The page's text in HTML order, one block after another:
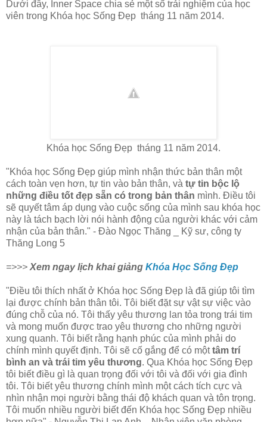
Dưới đây, Inner Space chia sẻ một số trải nghiệm của học
viên trong Khóa học Sống Đẹp tháng 11 năm 2014.
Khóa học Sống Đẹp tháng 11 năm 2014.
"Khóa học Sống Đẹp giúp mình nhận thức bản thân một
cách toàn vẹn hơn, tự tin vào bản thân, và tự tin bộc lộ
những điều tốt đẹp sẵn có trong bản thân mình. Điều tôi
sẽ quyết tâm áp dụng vào cuộc sống của mình sau khóa học
này là tách bạch lời nói hành động của người khác với cảm
nhận của bản thân." - Đào Ngọc Thăng _ Kỹ sư, công ty
Thăng Long 5
=>>> Xem ngay lịch khai giảng Khóa Học Sống Đẹp
"Điều tôi thích nhất ở Khóa học Sống Đẹp là đã giúp tôi tìm
lại được chính bản thân tôi. Tôi biết đặt sự vật sự việc vào
đúng chỗ của nó. Tôi thấy yêu thương lan tỏa trong trái tim
và mong muốn được trao yêu thương cho những người
xung quanh. Tôi biết rằng hạnh phúc của mình phải do
chính mình quyết định. Tôi sẽ cố gắng để có mộttâm trí
bình an và trái tim yêu thương. Qua Khóa học Sống Đẹp
tôi biết điều gì là quan trọng đối với tôi và đối với gia đình
tôi. Tôi biết yêu thương chính mình một cách tích cực và
nhìn nhận mọi người bằng thái độ khách quan và tôn trọng.
Tôi muốn nhiều người biết đến Khóa học Sống Đẹp nhiều